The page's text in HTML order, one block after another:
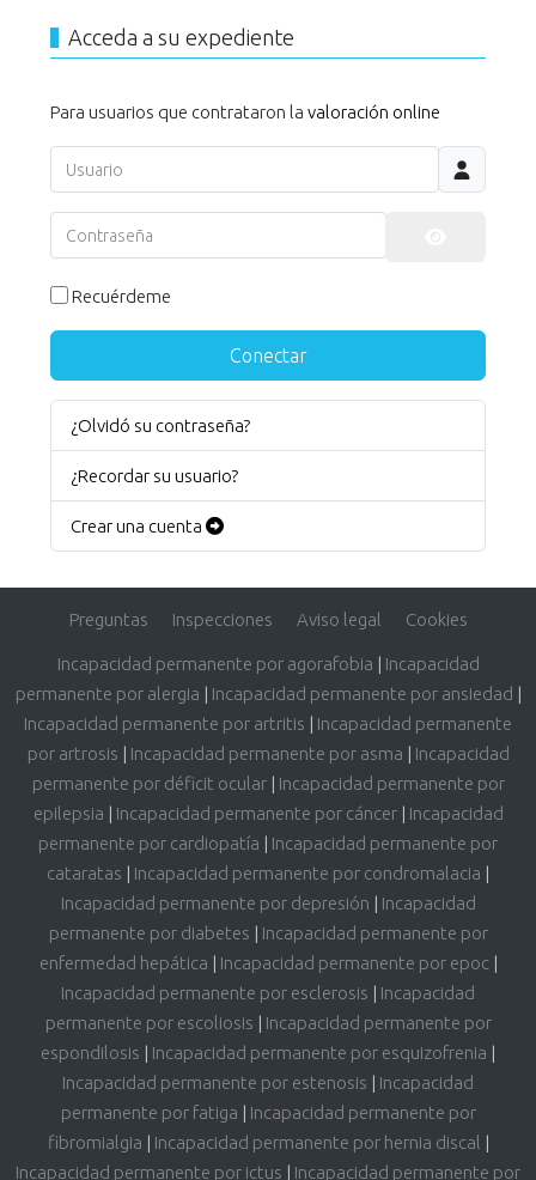
Acceda a su expediente
Para usuarios que contrataron la valoración online
Usuario
Contraseña
Recuérdeme
Conectar
¿Olvidó su contraseña?
¿Recordar su usuario?
Crear una cuenta
Preguntas Inspecciones Aviso legal Cookies
Incapacidad permanente por agorafobia | Incapacidad
permanente por alergia | Incapacidad permanente por ansiedad |
Incapacidad permanente por artritis | Incapacidad permanente
por artrosis | Incapacidad permanente por asma | Incapacidad
permanente por déficit ocular| Incapacidad permanente por
epilepsia | Incapacidad permanente por cáncer| Incapacidad
permanente por cardiopatía | Incapacidad permanente por
cataratas | Incapacidad permanente por condromalacia |
Incapacidad permanente por depresión | Incapacidad
permanente por diabetes | Incapacidad permanente por
enfermedad hepática | Incapacidad permanente por epoc|
Incapacidad permanente por esclerosis | Incapacidad
permanente por escoliosis | Incapacidad permanente por
espondilosis | Incapacidad permanente por esquizofrenia |
Incapacidad permanente por estenosis | Incapacidad
permanente por fatiga | Incapacidad permanente por
fibromialgia | Incapacidad permanente por hernia discal |
Incapacidad permanente por ictus | Incapacidad permanente por